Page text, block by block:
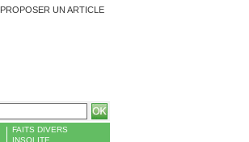
PROPOSER UN ARTICLE
FAITS DIVERS
INSOLITE